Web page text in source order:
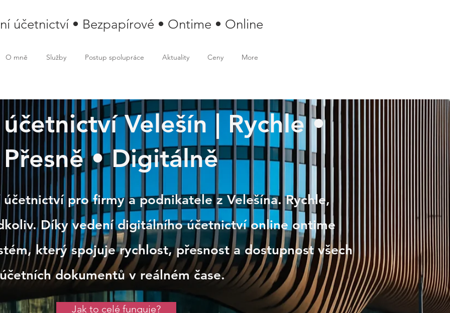
účetnictví • Bezpapírové • Ontime • Online
O mně Služby Postup spolupráce Aktuality Ceny More
Velešín | Rychle •
Přesně • Digitálně
pro firmy a podnikatele z Velešína. Rychle,
Díky vedení digitálního účetnictví online ontime
který spojuje rychlost, přesnost a dostupnost všech
dokumentů v reálném čase.
Jak to celé funguje?